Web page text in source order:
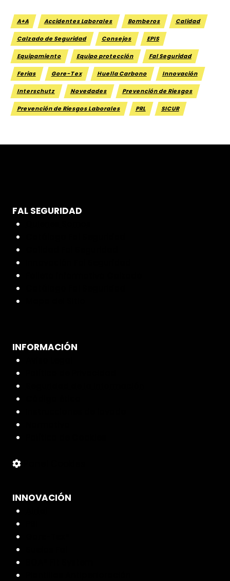
A+A Accidentes Laborales Bomberos Calidad
Calzado de Seguridad Consejos EPIS
Equipamiento Equipo protección Fal Seguridad
Ferias Gore-Tex Huella Carbono Innovación
Interschutz Novedades Prevención de Riesgos
Prevención de Riesgos Laborales PRL SICUR
FAL SEGURIDAD
INFORMACIÓN
INNOVACIÓN